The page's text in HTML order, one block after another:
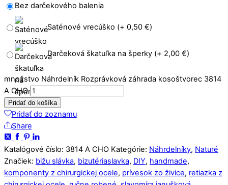
Bez darčekového balenia
Saténové vrecúško (+ 0,50 €)
Darčeková škatuľka na šperky (+ 2,00 €)
množstvo Náhrdelník Rozprávková záhrada kosoštvorec 3814
A CHO
Pridať do košíka
Pridať do zoznamu
Share
Katalógové číslo: 3814 A CHO Kategórie: Náhrdelníky, Naturé
Značiek: bižu slávka, bizutériaslavka, DIY, handmade,
komponenty z chirurgickej ocele, prívesok zo živice, retiazka z